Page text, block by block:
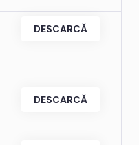
DESCARCĂ
DESCARCĂ